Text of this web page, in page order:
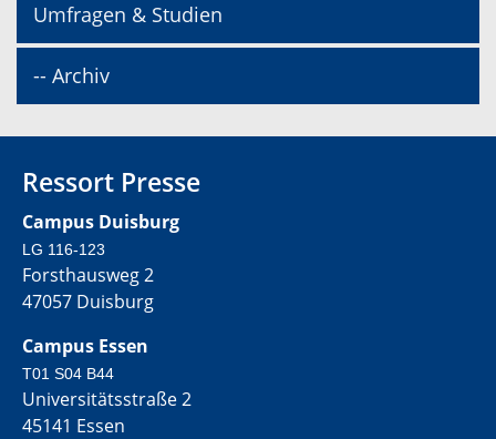
Umfragen & Studien
-- Archiv
Ressort Presse
Campus Duisburg
LG 116-123
Forsthausweg 2
47057 Duisburg
Campus Essen
T01 S04 B44
Universitätsstraße 2
45141 Essen